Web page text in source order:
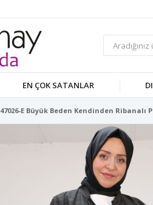
EN ÇOK SATANLAR
47026-E Büyük Beden Kendinden Ribanalı